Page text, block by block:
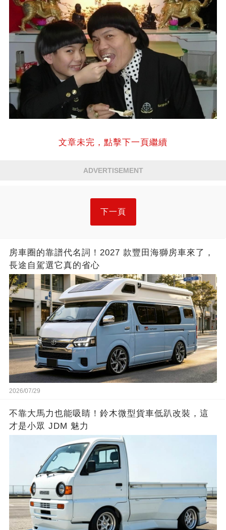
文章未完，點擊下一頁繼續
ADVERTISEMENT
下一頁
房車圈的靠譜代名詞！2027 款豐田海獅房車來了，
長途自駕選它真的省心
2026/07/29
不靠大馬力也能吸睛！鈴木微型貨車低趴改裝，這
才是小眾 JDM 魅力